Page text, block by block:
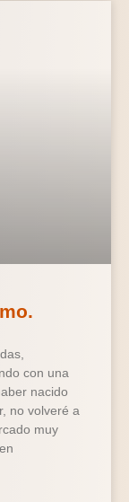
con una
nacido
no volveré a
muy